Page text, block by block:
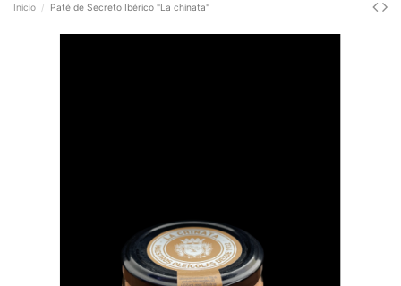
Inicio Paté de Secreto Ibérico "La chinata"